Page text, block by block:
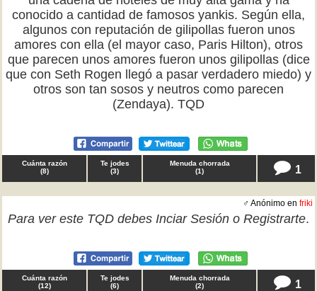
conocido a cantidad de famosos yankis. Según ella,
algunos con reputación de gilipollas fueron unos
amores con ella (el mayor caso, Paris Hilton), otros
que parecen unos amores fueron unos gilipollas (dice
que con Seth Rogen llegó a pasar verdadero miedo) y
otros son tan sosos y neutros como parecen
(Zendaya). TQD
Cuánta razón
(8)
Te jodes
(3)
Menuda chorrada
(1) 1
♂ Anónimo en friki
Para ver este TQD debes Inciar Sesión o Registrarte.
Cuánta razón
(12)
Te jodes
(6)
Menuda chorrada
(2) 1